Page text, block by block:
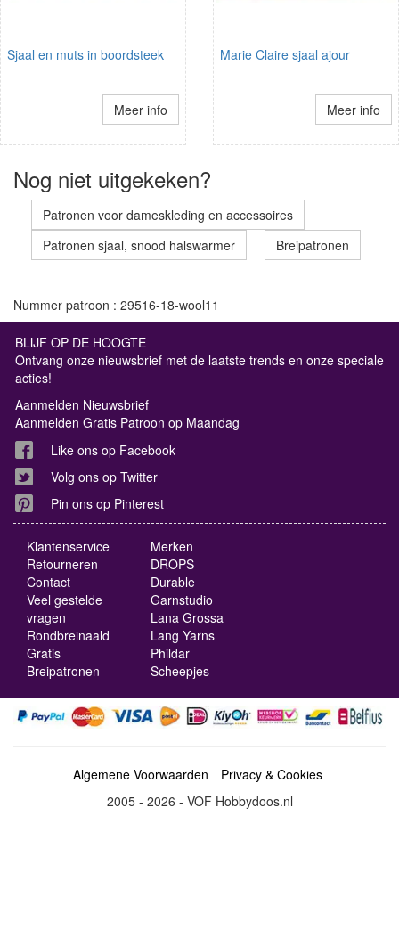
Sjaal en muts in boordsteek
Meer info
Marie Claire sjaal ajour
Meer info
Nog niet uitgekeken?
Patronen voor dameskleding en accessoires
Patronen sjaal, snood halswarmer
Breipatronen
Nummer patroon : 29516-18-wool11
BLIJF OP DE HOOGTE
Ontvang onze nieuwsbrief met de laatste trends en onze speciale
acties!
Aanmelden Nieuwsbrief
Aanmelden Gratis Patroon op Maandag
Like ons op Facebook
Volg ons op Twitter
Pin ons op Pinterest
Klantenservice
Retourneren
Contact
Veel gestelde
vragen
Rondbreinaald
Gratis
Breipatronen
Merken
DROPS
Durable
Garnstudio
Lana Grossa
Lang Yarns
Phildar
Scheepjes
Algemene Voorwaarden
Privacy & Cookies
2005 - 2026 - VOF Hobbydoos.nl